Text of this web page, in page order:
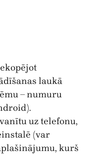
laukā
– numuru
uz telefonu,
(var
kurš